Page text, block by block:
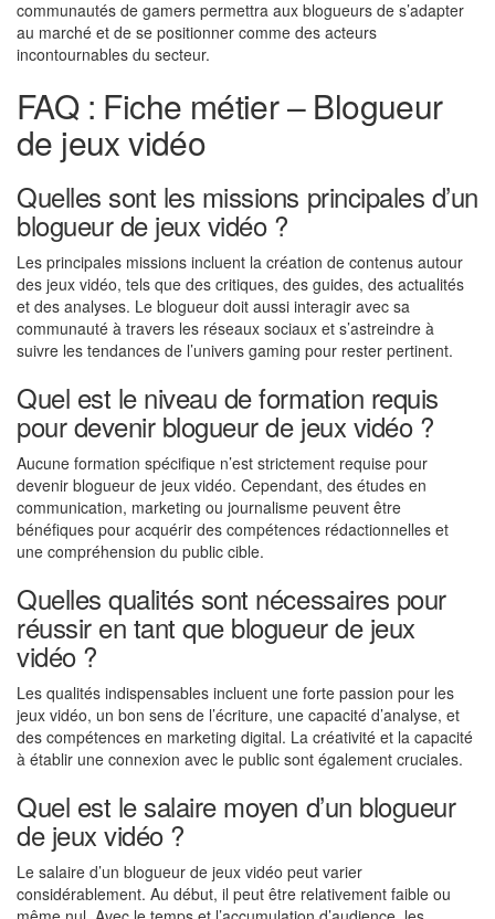
communautés de gamers permettra aux blogueurs de s’adapter
au marché et de se positionner comme des acteurs
incontournables du secteur.
FAQ : Fiche métier – Blogueur
de jeux vidéo
Quelles sont les missions principales d’un
blogueur de jeux vidéo ?
Les principales missions incluent la création de contenus autour
des jeux vidéo, tels que des critiques, des guides, des actualités
et des analyses. Le blogueur doit aussi interagir avec sa
communauté à travers les réseaux sociaux et s’astreindre à
suivre les tendances de l’univers gaming pour rester pertinent.
Quel est le niveau de formation requis
pour devenir blogueur de jeux vidéo ?
Aucune formation spécifique n’est strictement requise pour
devenir blogueur de jeux vidéo. Cependant, des études en
communication, marketing ou journalisme peuvent être
bénéfiques pour acquérir des compétences rédactionnelles et
une compréhension du public cible.
Quelles qualités sont nécessaires pour
réussir en tant que blogueur de jeux
vidéo ?
Les qualités indispensables incluent une forte passion pour les
jeux vidéo, un bon sens de l’écriture, une capacité d’analyse, et
des compétences en marketing digital. La créativité et la capacité
à établir une connexion avec le public sont également cruciales.
Quel est le salaire moyen d’un blogueur
de jeux vidéo ?
Le salaire d’un blogueur de jeux vidéo peut varier
considérablement. Au début, il peut être relativement faible ou